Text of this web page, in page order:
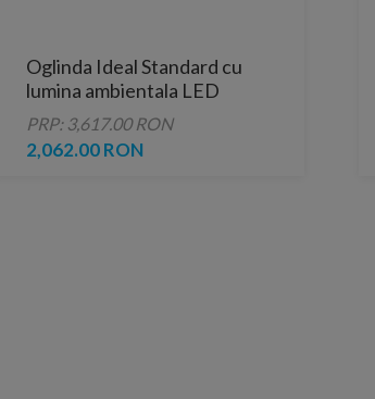
Oglinda Ideal Standard cu
lumina ambientala LED
30.6W, 120 x 70 cm
PRP: 3,617.00 RON
2,062.00 RON